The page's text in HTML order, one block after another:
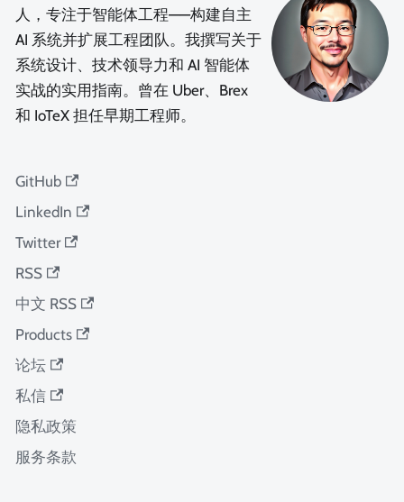
人，专注于智能体工程——构建自主
AI 系统并扩展工程团队。我撰写关于
系统设计、技术领导力和 AI 智能体
实战的实用指南。曾在 Uber、Brex
和 IoTeX 担任早期工程师。
GitHub
LinkedIn
Twitter
RSS
中文 RSS
Products
论坛
私信
隐私政策
服务条款